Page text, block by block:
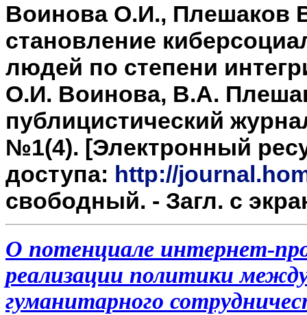
Воинова О.И., Плешаков
становление
людей по степени
О.И. Воинова, В.А.
публицистический
№1(4). [Электронный
доступа: http://
свободный. - Загл. с
О потенциале интернет-
реализации политики
гуманитарного